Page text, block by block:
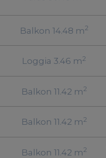
Balkon 14.48 m2
Loggia 3.46 m2
Balkon 11.42 m2
Balkon 11.42 m2
Balkon 11.42 m2